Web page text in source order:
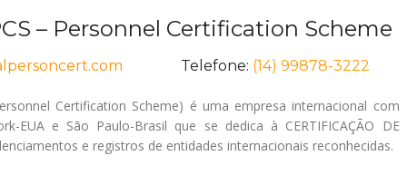
– Personnel Certification Scheme
Telefone: (14) 99878-3222
Certification Scheme) é uma empresa internacional com
EUA e São Paulo-Brasil que se dedica à CERTIFICAÇÃO DE
e registros de entidades internacionais reconhecidas.